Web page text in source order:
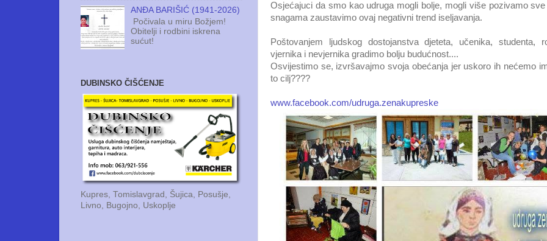
Osjećajuci da smo kao udruga mogli bolje, mogli više pozivamo
snagama zaustavimo ovaj negativni trend iseljavanja.
Poštovanjem ljudskog dostojanstva djeteta, učenika, studenta,
vjernika i nevjernika gradimo bolju budućnost....
Osvijestimo se, izvršavajmo svoja obećanja jer uskoro ih nećemo
to cilj????
www.facebook.com/udruga.zenakupreske
ANĐA BARIŠIĆ (1941-2026)
Počivala u miru Božjem!
Obitelji i rodbini iskrena
sućut!
DUBINSKO ČIŠĆENJE
Kupres, Tomislavgrad, Šujica, Posušje,
Livno, Bugojno, Uskoplje